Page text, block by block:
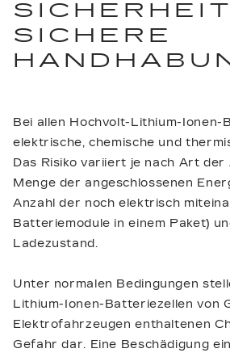
SICHERE
Bei allen Hochvolt-Lithium-Ionen-
elektrische, chemische und
Das Risiko variiert je nach Art der
Menge der angeschlossenen
Anzahl der noch elektrisch
Batteriemodule in einem Paket)
Ladezustand.
Unter normalen Bedingungen
Lithium-Ionen-Batteriezellen von
Elektrofahrzeugen enthaltenen
Gefahr dar. Eine Beschädigung